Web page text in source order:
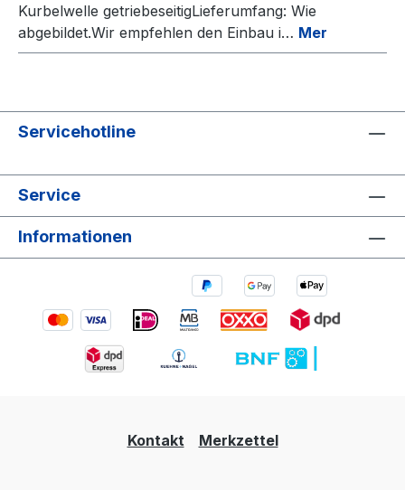
Kurbelwelle getriebeseitigLieferumfang: Wie
abgebildet.Wir empfehlen den Einbau i… Mer
Servicehotline
Service
Informationen
Kontakt Merkzettel